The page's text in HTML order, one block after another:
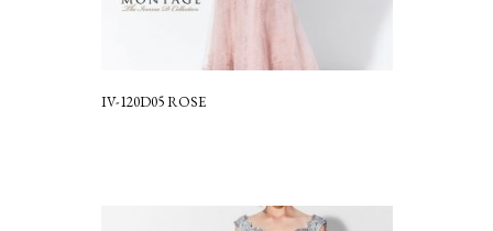
IV-120D05 ROSE